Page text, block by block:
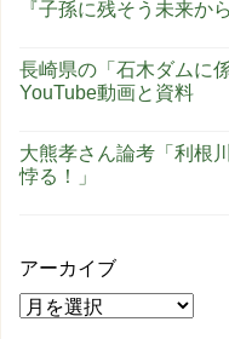
『子孫に残そう未来か
長崎県の「石木ダムに
YouTube動画と資料
大熊孝さん論考「利根
悖る！」
アーカイブ